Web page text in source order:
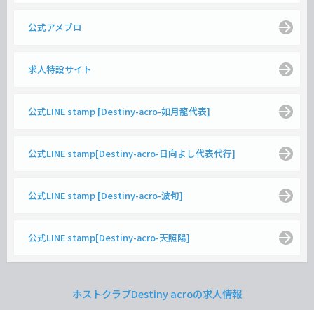
公式アメブロ
求人特設サイト
公式LINE stamp [Destiny-acro-如月龍代表]
公式LINE stamp[Destiny-acro-日向よし代表代行]
公式LINE stamp [Destiny-acro-波旬]
公式LINE stamp[Destiny-acro-天照陽]
ホストクラブDestiny acroの求人情報